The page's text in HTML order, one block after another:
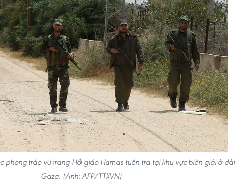
phong trào vũ trang Hồi giáo Hamas tuần tra tại khu vực biên giới ở dải
Gaza. (Ảnh: AFP/TTXVN)